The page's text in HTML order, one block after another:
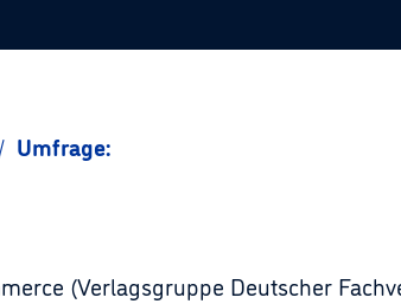
/ Umfrage:
(Verlagsgruppe Deutscher